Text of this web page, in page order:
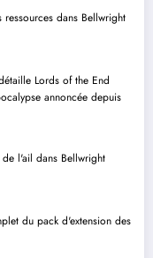
dans Bellwright
Lords of the End
annoncée depuis
l'ail dans Bellwright
du pack d'extension des